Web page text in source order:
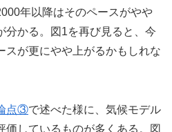
年以降はそのペースがやや
分かる。図1を再び見ると、今
スが更にやや上がるかもしれな
点③で述べた様に、気候モデル
価しているものが多くある。図